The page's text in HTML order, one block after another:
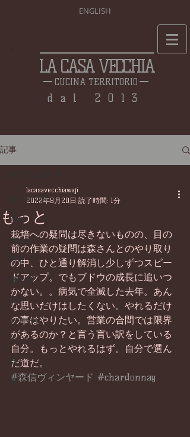
ENGLISH
LA CASA VECCHIA
CUCINA TERRITORIO
dal 2013
記事
全ての記事
食材
仕込み
料理
畑仕事
日常
お知らせ
ワイン
器
菓子
もっと
lacasavecchiawaji
2022年8月20日 読了時間: 1分
栽培への疑問は尽きないものの、目の
前の作業の疑問は森さんとのやり取り
の中、ひと通り解消し少しずつスピー
ドアップ。でもブドウの成長に追いつ
かない。。病気で全滅した去年。あん
な思いだけはしたくない。やれるだけ
の事はやりたい。営業の合間では限界
があるのか？と言う言い訳をしている
自分。もっとやれるはず。自分で選ん
だ道だ。
#森信ヴィンヤード #chardonnay